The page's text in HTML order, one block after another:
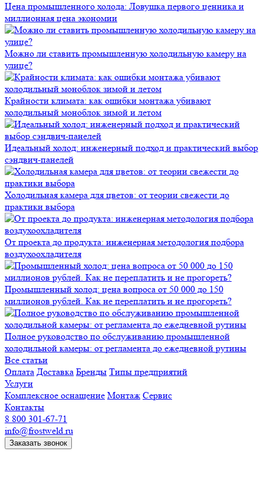
Цена промышленного холода: Ловушка первого ценника и
миллионная цена экономии
Можно ли ставить промышленную холодильную камеру на
улице?
Крайности климата: как ошибки монтажа убивают
холодильный моноблок зимой и летом
Идеальный холод: инженерный подход и практический выбор
сэндвич-панелей
Холодильная камера для цветов: от теории свежести до
практики выбора
От проекта до продукта: инженерная методология подбора
воздухоохладителя
Промышленный холод: цена вопроса от 50 000 до 150
миллионов рублей. Как не переплатить и не прогореть?
Полное руководство по обслуживанию промышленной
холодильной камеры: от регламента до ежедневной рутины
Все статьи
Оплата Доставка Бренды Типы предприятий
Услуги
Комплексное оснащение Монтаж Сервис
Контакты
8 800 301-67-71
info@frostweld.ru
Заказать звонок